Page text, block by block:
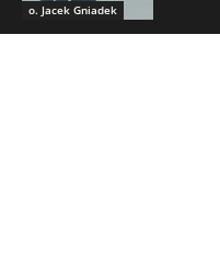
o. Jacek Gniadek